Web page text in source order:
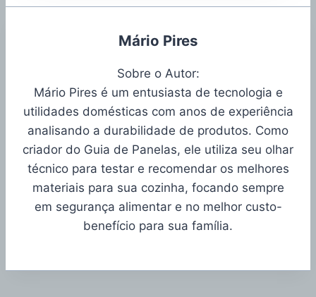
Mário Pires
Sobre o Autor:
Mário Pires é um entusiasta de tecnologia e
utilidades domésticas com anos de experiência
analisando a durabilidade de produtos. Como
criador do Guia de Panelas, ele utiliza seu olhar
técnico para testar e recomendar os melhores
materiais para sua cozinha, focando sempre
em segurança alimentar e no melhor custo-
benefício para sua família.